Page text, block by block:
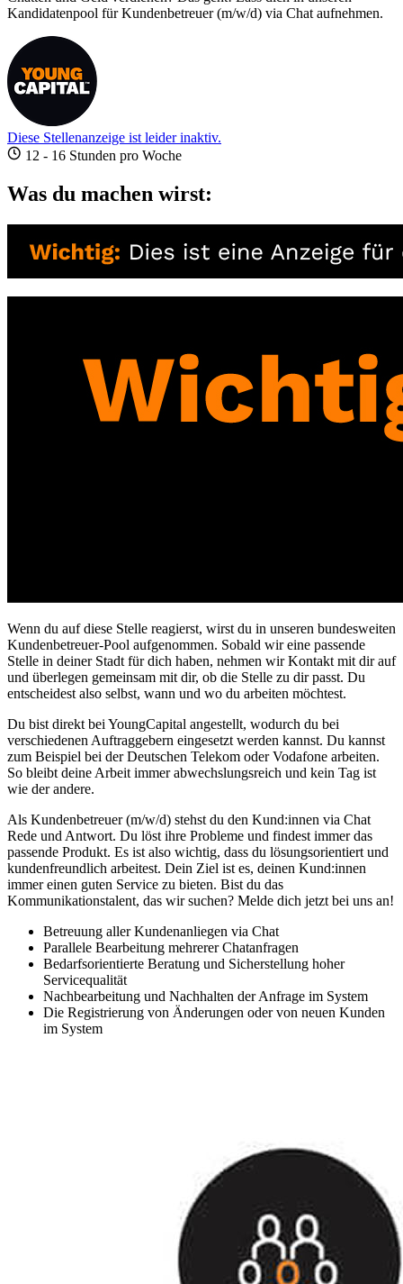
Kandidatenpool für Kundenbetreuer (m/w/d) via Chat aufnehmen.
Diese Stellenanzeige ist leider inaktiv.
12 - 16 Stunden pro Woche
Was du machen wirst:
Wenn du auf diese Stelle reagierst, wirst du in unseren bundesweiten
Kundenbetreuer-Pool aufgenommen. Sobald wir eine passende
Stelle in deiner Stadt für dich haben, nehmen wir Kontakt mit dir auf
und überlegen gemeinsam mit dir, ob die Stelle zu dir passt. Du
entscheidest also selbst, wann und wo du arbeiten möchtest.
Du bist direkt bei YoungCapital angestellt, wodurch du bei
verschiedenen Auftraggebern eingesetzt werden kannst. Du kannst
zum Beispiel bei der Deutschen Telekom oder Vodafone arbeiten.
So bleibt deine Arbeit immer abwechslungsreich und kein Tag ist
wie der andere.
Als Kundenbetreuer (m/w/d) stehst du den Kund:innen via Chat
Rede und Antwort. Du löst ihre Probleme und findest immer das
passende Produkt. Es ist also wichtig, dass du lösungsorientiert und
kundenfreundlich arbeitest. Dein Ziel ist es, deinen Kund:innen
immer einen guten Service zu bieten. Bist du das
Kommunikationstalent, das wir suchen? Melde dich jetzt bei uns an!
Betreuung aller Kundenanliegen via Chat
Parallele Bearbeitung mehrerer Chatanfragen
Bedarfsorientierte Beratung und Sicherstellung hoher
Servicequalität
Nachbearbeitung und Nachhalten der Anfrage im System
Die Registrierung von Änderungen oder von neuen Kunden
im System